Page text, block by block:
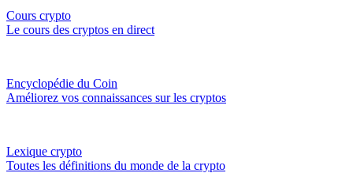
Cours crypto
Le cours des cryptos en direct
Encyclopédie du Coin
Améliorez vos connaissances sur les cryptos
Lexique crypto
Toutes les définitions du monde de la crypto